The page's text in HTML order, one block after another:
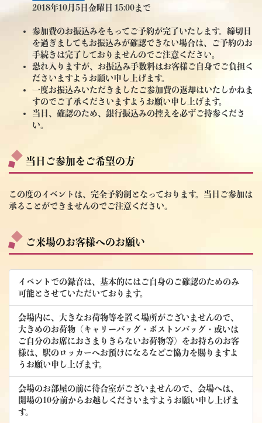
2018年10月5日金曜日 15:00まで
参加費のお振込みをもってご予約が完了いたします。締切日
を過ぎましてもお振込みが確認できない場合は、ご予約のお
手続きは完了しておりませんのでご注意ください。
恐れ入りますが、お振込み手数料はお客様ご自身でご負担く
ださいますようお願い申し上げます。
一度お振込みいただきましたご参加費の返却はいたしかねま
すのでご了承くださいますようお願い申し上げます。
当日、確認のため、銀行振込みの控えを必ずご持参くださ
い。
当日ご参加をご希望の方
この度のイベントは、完全予約制となっております。当日ご参加は
承ることができませんのでご注意ください。
ご来場のお客様へのお願い
イベントでの録音は、基本的にはご自身のご確認のためのみ
可能とさせていただいております。
会場内に、大きなお荷物等を置く場所がございませんので、
大きめのお荷物（キャリーバッグ・ボストンバッグ・或いは
ご自分のお席におさまりきらないお荷物等）をお持ちのお客
様は、駅のロッカーへお預けになるなどご協力を賜りますよ
うお願い申し上げます。
会場のお部屋の前に待合室がございませんので、会場へは、
開場の10分前からお越しくださいますようお願い申し上げま
す。